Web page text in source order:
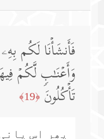
فَأَنشَأۡنَا لَكُم
وَأَعۡنَـٰبࣲ لَّكُمۡ
تَأۡكُلُونَ ﴿19﴾
پھر اس